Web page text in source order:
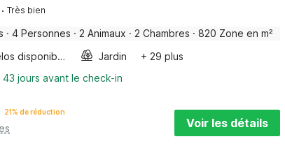
· Très bien
· 4 Personnes · 2 Animaux · 2 Chambres · 820 Zone en m²
Vélos disponibles Jardin
+ 29 plus
jours avant le check-in
21% de réduction
Voir les détails